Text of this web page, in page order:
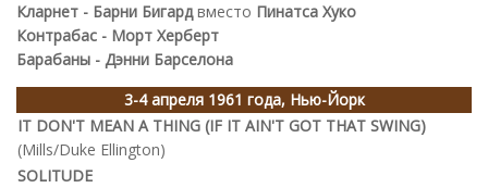
Кларнет - Барни Бигардвместо Пинатса Хуко
Контрабас - Морт Херберт
Барабаны - Дэнни Барселона
3-4 апреля 1961 года, Нью-Йорк
IT DON'T MEAN A THING (IF IT AIN'T GOT THAT SWING)
(Mills/Duke Ellington)
SOLITUDE